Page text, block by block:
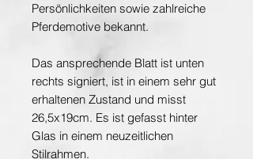
Persönlichkeiten sowie zahlreiche
Pferdemotive bekannt.
Das ansprechende Blatt ist unten
rechts signiert, ist in einem sehr gut
erhaltenen Zustand und misst
26,5x19cm. Es ist gefasst hinter
Glas in einem neuzeitlichen
Stilrahmen.